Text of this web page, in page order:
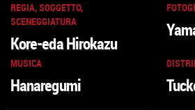
REGIA, SOGGETTO,
SCENEGGIATURA
Kore-eda Hirokazu
MUSICA
Hanaregumi